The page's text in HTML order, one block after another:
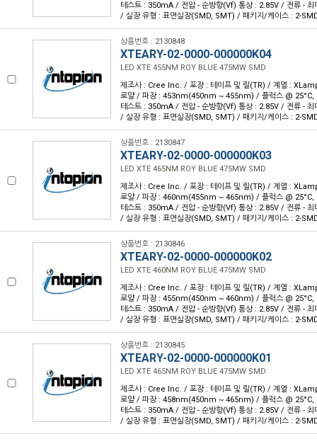
테스트 : 350mA / 전압 - 순방향(Vf) 통상 : 2.85V / 전류 -
/ 실장 유형 : 표면실장(SMD, SMT) / 패키지/케이스 : 2-
상품번호 : 2130848
XTEARY-02-0000-000000K04
LED XTE 455NM ROY BLUE 475MW SMD
제조사 : Cree Inc. / 포장 : 테이프 및 릴(TR) / 계열 :
로얄 / 파장 : 453nm(450nm ~ 455nm) / 플럭스 @ 25°C,
테스트 : 350mA / 전압 - 순방향(Vf) 통상 : 2.85V / 전류 -
/ 실장 유형 : 표면실장(SMD, SMT) / 패키지/케이스 : 2-
상품번호 : 2130847
XTEARY-02-0000-000000K03
LED XTE 465NM ROY BLUE 475MW SMD
제조사 : Cree Inc. / 포장 : 테이프 및 릴(TR) / 계열 :
로얄 / 파장 : 460nm(455nm ~ 465nm) / 플럭스 @ 25°C,
테스트 : 350mA / 전압 - 순방향(Vf) 통상 : 2.85V / 전류 -
/ 실장 유형 : 표면실장(SMD, SMT) / 패키지/케이스 : 2-
상품번호 : 2130846
XTEARY-02-0000-000000K02
LED XTE 460NM ROY BLUE 475MW SMD
제조사 : Cree Inc. / 포장 : 테이프 및 릴(TR) / 계열 :
로얄 / 파장 : 455nm(450nm ~ 460nm) / 플럭스 @ 25°C,
테스트 : 350mA / 전압 - 순방향(Vf) 통상 : 2.85V / 전류 -
/ 실장 유형 : 표면실장(SMD, SMT) / 패키지/케이스 : 2-
상품번호 : 2130845
XTEARY-02-0000-000000K01
LED XTE 465NM ROY BLUE 475MW SMD
제조사 : Cree Inc. / 포장 : 테이프 및 릴(TR) / 계열 :
로얄 / 파장 : 458nm(450nm ~ 465nm) / 플럭스 @ 25°C,
테스트 : 350mA / 전압 - 순방향(Vf) 통상 : 2.85V / 전류 -
/ 실장 유형 : 표면실장(SMD, SMT) / 패키지/케이스 : 2-